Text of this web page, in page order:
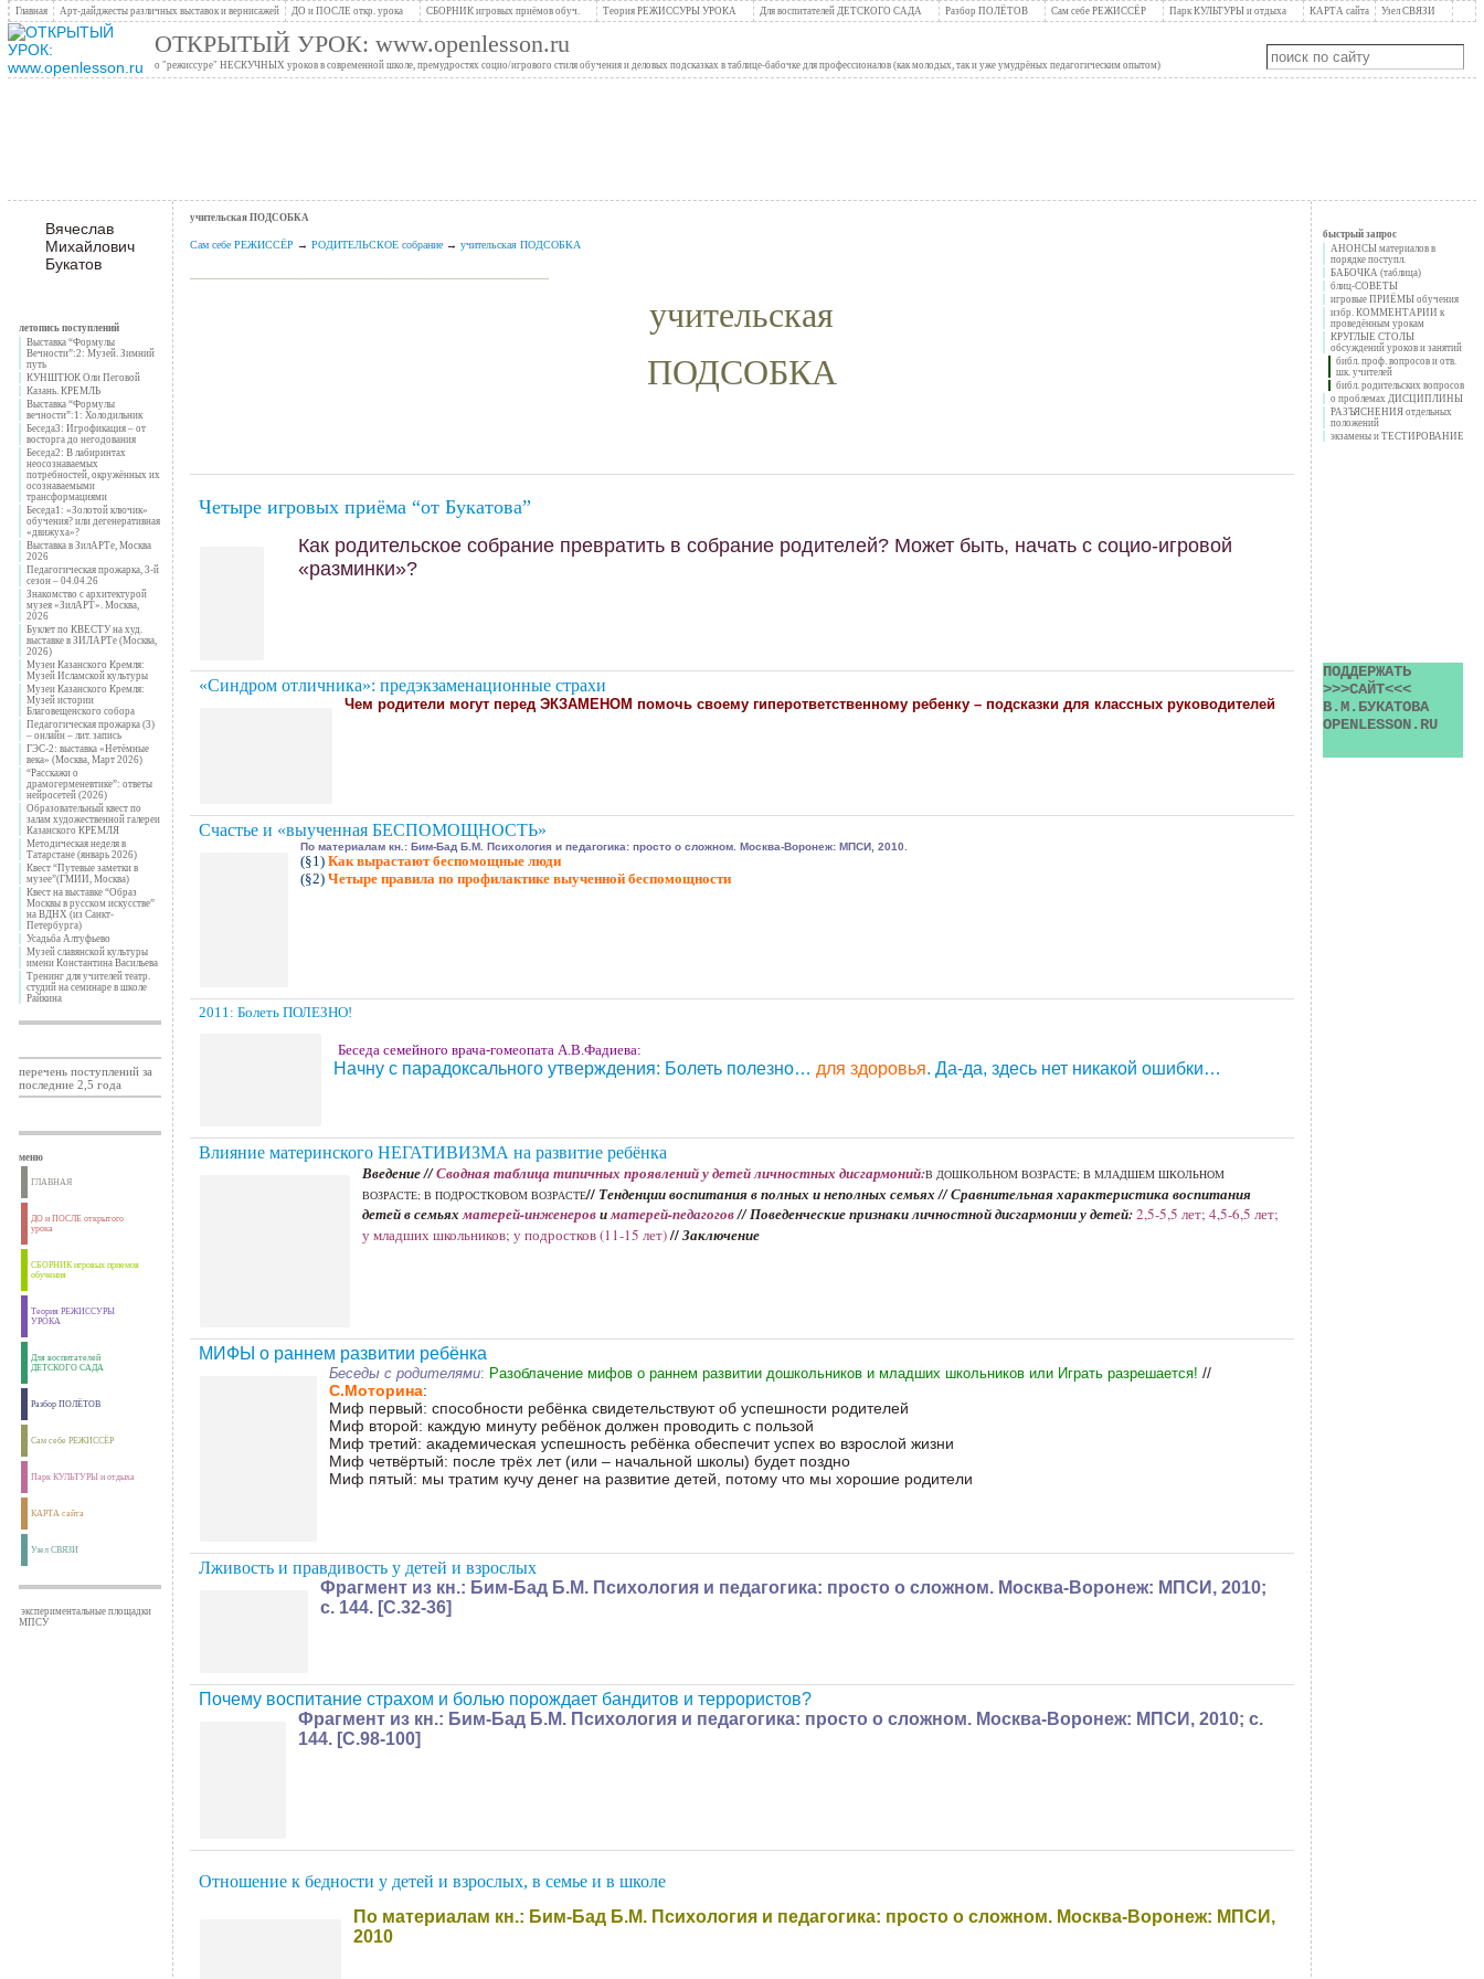
Главная Арт-дайджесты различных выставок и вернисажей ДО и ПОСЛЕ откр. урока СБОРНИК игровых приёмов обуч. Теория РЕЖИССУРЫ УРОКА Для воспитателей ДЕТСКОГО САДА Разбор ПОЛЁТОВ Сам себе РЕЖИССЁР Парк КУЛЬТУРЫ и отдыха КАРТА сайта Узел СВЯЗИ
ОТКРЫТЫЙ УРОК: www.openlesson.ru
о "режиссуре" НЕСКУЧНЫХ уроков в современной школе, премудростях социо/игрового стиля обучения и деловых подсказках в таблице-бабочке для профессионалов (как молодых, так и уже умудрёных педагогическим опытом)
Вячеслав
Михайлович
Букатов
летопись поступлений
Выставка “Формулы
Вечности”:2: Музей. Зимний
путь
КУНШТЮК Оли Пеговой
Казань. КРЕМЛЬ
Выставка “Формулы
вечности”:1: Холодильник
Беседа3: Игрофикация – от
восторга до негодования
Беседа2: В лабиринтах
неосознаваемых
потребностей, окружённых их
осознаваемыми
трансформациями
Беседа1: «Золотой ключик»
обучения? или дегенеративная
«движуха»?
Выставка в ЗилАРТе, Москва
2026
Педагогическая прожарка, 3-й
сезон – 04.04.26
Знакомство с архитектурой
музея «ЗилАРТ». Москва,
2026
Буклет по КВЕСТУ на худ.
выставке в ЗИЛАРТе (Москва,
2026)
Музеи Казанского Кремля:
Музей Исламской культуры
Музеи Казанского Кремля:
Музей истории
Благовещенского собора
Педагогическая прожарка (3)
– онлайн – лит. запись
ГЭС-2: выставка «Нетёмные
века» (Москва, Март 2026)
“Расскажи о
драмогерменевтике”: ответы
нейросетей (2026)
Образовательный квест по
залам художественной галереи
Казанского КРЕМЛЯ
Методическая неделя в
Татарстане (январь 2026)
Квест “Путевые заметки в
музее”(ГМИИ, Москва)
Квест на выставке “Образ
Москвы в русском искусстве”
на ВДНХ (из Санкт-
Петербурга)
Усадьба Алтуфьево
Музей славянской культуры
имени Константина Васильева
Тренинг для учителей театр.
студий на семинаре в школе
Райкина
перечень поступлений за
последние 2,5 года
меню
ГЛАВНАЯ
ДО и ПОСЛЕ открытого
урока
СБОРНИК игровых приемов
обучения
Теория РЕЖИССУРЫ
УРОКА
Для воспитателей
ДЕТСКОГО САДА
Разбор ПОЛЁТОВ
Сам себе РЕЖИССЁР
Парк КУЛЬТУРЫ и отдыха
КАРТА сайта
Узел СВЯЗИ
экспериментальные площадки
МПСУ
учительская ПОДСОБКА
Сам себе РЕЖИССЁР → РОДИТЕЛЬСКОЕ собрание → учительская ПОДСОБКА
учительская
ПОДСОБКА
Четыре игровых приёма “от Букатова”
Как родительское собрание превратить в собрание родителей? Может быть, начать с социо-игровой
«разминки»?
«Синдром отличника»: предэкзаменационные страхи
Чем родители могут перед ЭКЗАМЕНОМ помочь своему гиперответственному ребенку – подсказки для классных руководителей
Счастье и «выученная БЕСПОМОЩНОСТЬ»
По материалам кн.: Бим-Бад Б.М. Психология и педагогика: просто о сложном. Москва-Воронеж: МПСИ, 2010.
(§1) Как вырастают беспомощные люди
(§2) Четыре правила по профилактике выученной беспомощности
2011: Болеть ПОЛЕЗНО!
Беседа семейного врача-гомеопата А.В.Фадиева:
Начну с парадоксального утверждения: Болеть полезно… для здоровья. Да-да, здесь нет никакой ошибки…
Влияние материнского НЕГАТИВИЗМА на развитие ребёнка
Введение //Сводная таблица типичных проявлений у детей личностных дисгармоний:В ДОШКОЛЬНОМ ВОЗРАСТЕ; В МЛАДШЕМ ШКОЛЬНОМ
ВОЗРАСТЕ; В ПОДРОСТКОВОМ ВОЗРАСТЕ// Тенденции воспитания в полных и неполных семьях // Сравнительная характеристика воспитания
детей в семьяхматерей-инженеровиматерей-педагогов// Поведенческие признаки личностной дисгармонии у детей:2,5-5,5 лет; 4,5-6,5 лет;
у младших школьников; у подростков (11-15 лет)//Заключение
МИФЫ о раннем развитии ребёнка
Беседы с родителями: Разоблачение мифов о раннем развитии дошкольников и младших школьников или Играть разрешается! //
С.Моторина:
Миф первый: способности ребёнка свидетельствуют об успешности родителей
Миф второй: каждую минуту ребёнок должен проводить с пользой
Миф третий: академическая успешность ребёнка обеспечит успех во взрослой жизни
Миф четвёртый: после трёх лет (или – начальной школы) будет поздно
Миф пятый: мы тратим кучу денег на развитие детей, потому что мы хорошие родители
Лживость и правдивость у детей и взрослых
Фрагмент из кн.: Бим-Бад Б.М. Психология и педагогика: просто о сложном. Москва-Воронеж: МПСИ, 2010;
с. 144. [С.32-36]
Почему воспитание страхом и болью порождает бандитов и террористов?
Фрагмент из кн.: Бим-Бад Б.М. Психология и педагогика: просто о сложном. Москва-Воронеж: МПСИ, 2010; с.
144. [С.98-100]
Отношение к бедности у детей и взрослых, в семье и в школе
По материалам кн.: Бим-Бад Б.М. Психология и педагогика: просто о сложном. Москва-Воронеж: МПСИ,
2010
быстрый запрос
АНОНСЫ материалов в
порядке поступл.
БАБОЧКА (таблица)
блиц-СОВЕТЫ
игровые ПРИЁМЫ обучения
избр. КОММЕНТАРИИ к
проведённым урокам
КРУГЛЫЕ СТОЛЫ
обсуждений уроков и занятий
библ. проф. вопросов и отв.
шк. учителей
библ. родительских вопросов
о проблемах ДИСЦИПЛИНЫ
РАЗЪЯСНЕНИЯ отдельных
положений
экзамены и ТЕСТИРОВАНИЕ
ПОДДЕРЖАТЬ
>>>САЙТ<<<
В.М.БУКАТОВА
OPENLESSON.RU